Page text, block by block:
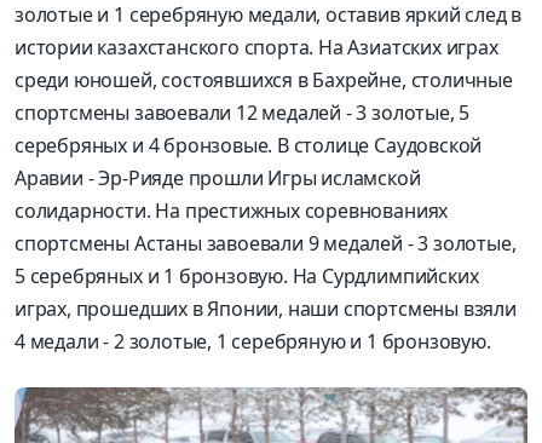
золотые и 1 серебряную медали, оставив яркий след в
истории казахстанского спорта. На Азиатских играх
среди юношей, состоявшихся в Бахрейне, столичные
спортсмены завоевали 12 медалей - 3 золотые, 5
серебряных и 4 бронзовые. В столице Саудовской
Аравии - Эр-Рияде прошли Игры исламской
солидарности. На престижных соревнованиях
спортсмены Астаны завоевали 9 медалей - 3 золотые,
5 серебряных и 1 бронзовую. На Сурдлимпийских
играх, прошедших в Японии, наши спортсмены взяли
4 медали - 2 золотые, 1 серебряную и 1 бронзовую.